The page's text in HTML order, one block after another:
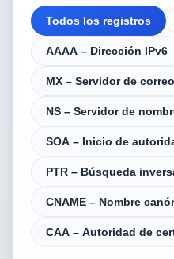
Todos los registros
AAAA – Dirección IPv6
MX – Servidor de correo
NS – Servidor de
SOA – Inicio de
PTR – Búsqueda
CNAME – Nombre
CAA – Autoridad de